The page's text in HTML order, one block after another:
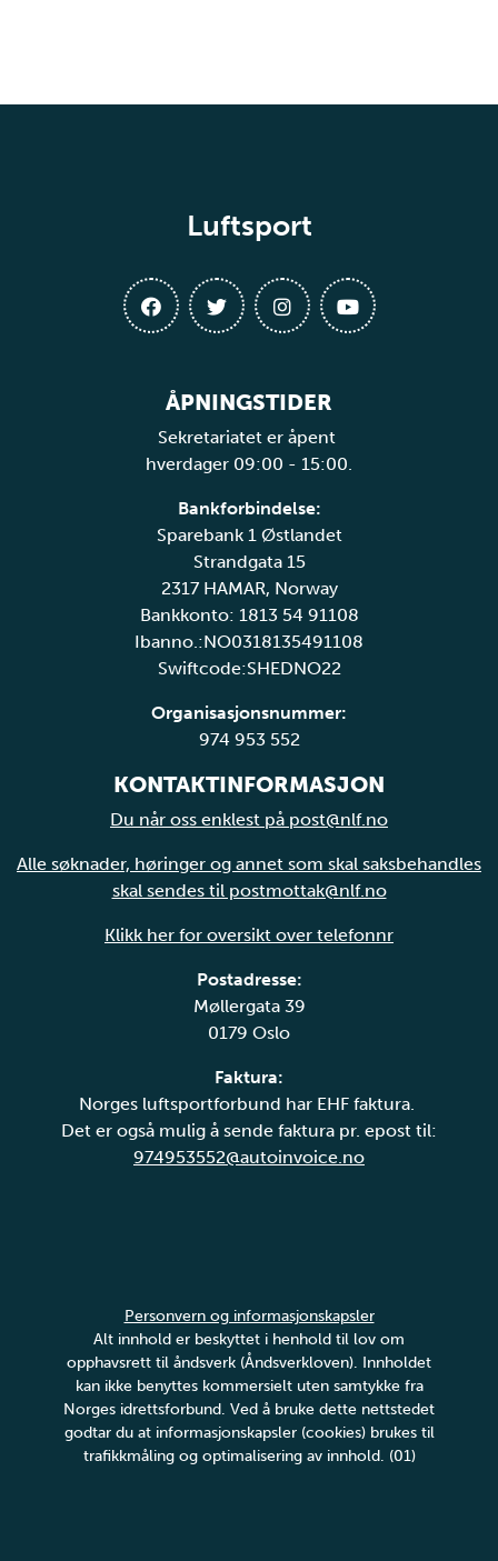
Luftsport
ÅPNINGSTIDER
Sekretariatet er åpent
hverdager 09:00 - 15:00.
Bankforbindelse:
Sparebank 1 Østlandet
Strandgata 15
2317 HAMAR, Norway
Bankkonto: 1813 54 91108
Ibanno.:NO0318135491108
Swiftcode:SHEDNO22
Organisasjonsnummer:
974 953 552
KONTAKTINFORMASJON
Du når oss enklest på post@nlf.no
Alle søknader, høringer og annet som skal saksbehandles
skal sendes til postmottak@nlf.no
Klikk her for oversikt over telefonnr
Postadresse:
Møllergata 39
0179 Oslo
Faktura:
Norges luftsportforbund har EHF faktura.
Det er også mulig å sende faktura pr. epost til:
974953552@autoinvoice.no
Personvern og informasjonskapsler
Alt innhold er beskyttet i henhold til lov om
opphavsrett til åndsverk (Åndsverkloven). Innholdet
kan ikke benyttes kommersielt uten samtykke fra
Norges idrettsforbund. Ved å bruke dette nettstedet
godtar du at informasjonskapsler (cookies) brukes til
trafikkmåling og optimalisering av innhold. (01)